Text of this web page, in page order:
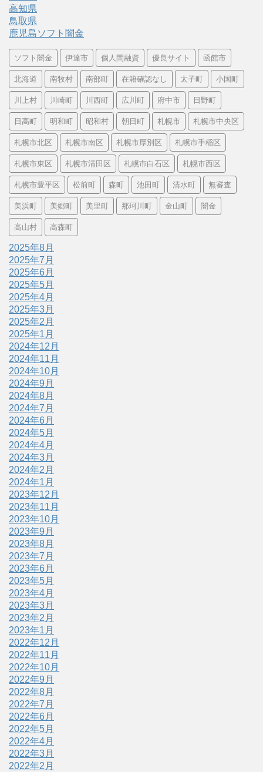
高知県
鳥取県
鹿児島ソフト闇金
ソフト闇金 伊達市 個人間融資 優良サイト 函館市
北海道 南牧村 南部町 在籍確認なし 太子町 小国町
川上村 川崎町 川西町 広川町 府中市 日野町
日高町 明和町 昭和村 朝日町 札幌市 札幌市中央区
札幌市北区 札幌市南区 札幌市厚別区 札幌市手稲区
札幌市東区 札幌市清田区 札幌市白石区 札幌市西区
札幌市豊平区 松前町 森町 池田町 清水町 無審査
美浜町 美郷町 美里町 那珂川町 金山町 闇金
高山村 高森町
2025年8月
2025年7月
2025年6月
2025年5月
2025年4月
2025年3月
2025年2月
2025年1月
2024年12月
2024年11月
2024年10月
2024年9月
2024年8月
2024年7月
2024年6月
2024年5月
2024年4月
2024年3月
2024年2月
2024年1月
2023年12月
2023年11月
2023年10月
2023年9月
2023年8月
2023年7月
2023年6月
2023年5月
2023年4月
2023年3月
2023年2月
2023年1月
2022年12月
2022年11月
2022年10月
2022年9月
2022年8月
2022年7月
2022年6月
2022年5月
2022年4月
2022年3月
2022年2月